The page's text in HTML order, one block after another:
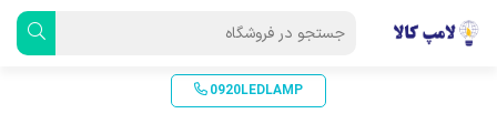
0920LEDLAMP